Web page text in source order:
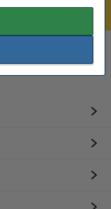
39 64 123